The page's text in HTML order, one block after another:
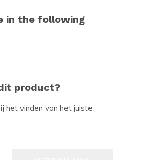
in the following
product?
het vinden van het juiste